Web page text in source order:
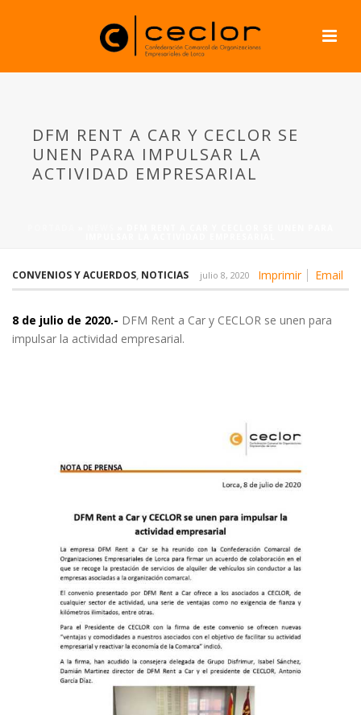
DFM RENT A CAR Y CECLOR SE
UNEN PARA IMPULSAR LA
ACTIVIDAD EMPRESARIAL
Imprimir Email
CONVENIOS Y ACUERDOS, NOTICIAS julio 8, 2020
8 de julio de 2020.- DFM Rent a Car y CECLOR se unen para
impulsar la actividad empresarial.